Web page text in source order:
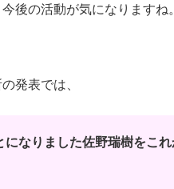
後の活動が気になりますね。
発表では、
になりました佐野瑞樹をこ